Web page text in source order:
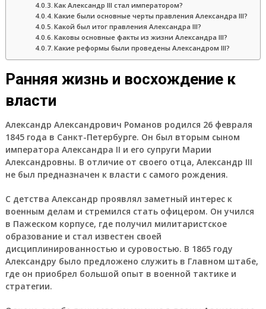
Как Александр III стал императором?
Какие были основные черты правления Александра III?
Какой был итог правления Александра III?
Каковы основные факты из жизни Александра III?
Какие реформы были проведены Александром III?
Ранняя жизнь и восхождение к
власти
Александр Александрович Романов родился 26 февраля
1845 года в Санкт-Петербурге. Он был вторым сыном
императора Александра II и его супруги Марии
Александровны. В отличие от своего отца, Александр III
не был предназначен к власти с самого рождения.
С детства Александр проявлял заметный интерес к
военным делам и стремился стать офицером. Он учился
в Пажеском корпусе, где получил милитаристское
образование и стал известен своей
дисциплинированностью и суровостью. В 1865 году
Александру было предложено служить в Главном штабе,
где он приобрел большой опыт в военной тактике и
стратегии.